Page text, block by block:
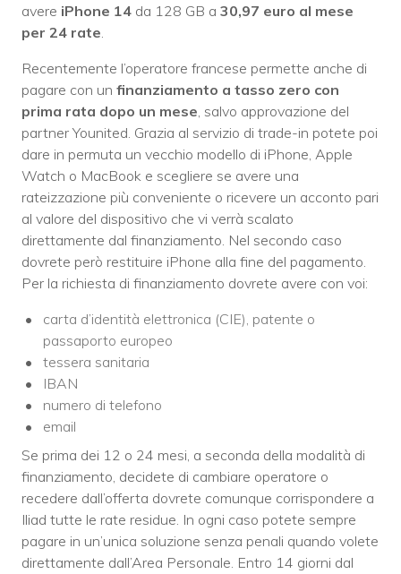
avere iPhone 14 da 128 GB a 30,97 euro al mese
per 24 rate.
Recentemente l’operatore francese permette anche di
pagare con un finanziamento a tasso zero con
prima rata dopo un mese, salvo approvazione del
partner Younited. Grazia al servizio di trade-in potete poi
dare in permuta un vecchio modello di iPhone, Apple
Watch o MacBook e scegliere se avere una
rateizzazione più conveniente o ricevere un acconto pari
al valore del dispositivo che vi verrà scalato
direttamente dal finanziamento. Nel secondo caso
dovrete però restituire iPhone alla fine del pagamento.
Per la richiesta di finanziamento dovrete avere con voi:
carta d’identità elettronica (CIE), patente o
passaporto europeo
tessera sanitaria
IBAN
numero di telefono
email
Se prima dei 12 o 24 mesi, a seconda della modalità di
finanziamento, decidete di cambiare operatore o
recedere dall’offerta dovrete comunque corrispondere a
Iliad tutte le rate residue. In ogni caso potete sempre
pagare in un’unica soluzione senza penali quando volete
direttamente dall’Area Personale. Entro 14 giorni dal